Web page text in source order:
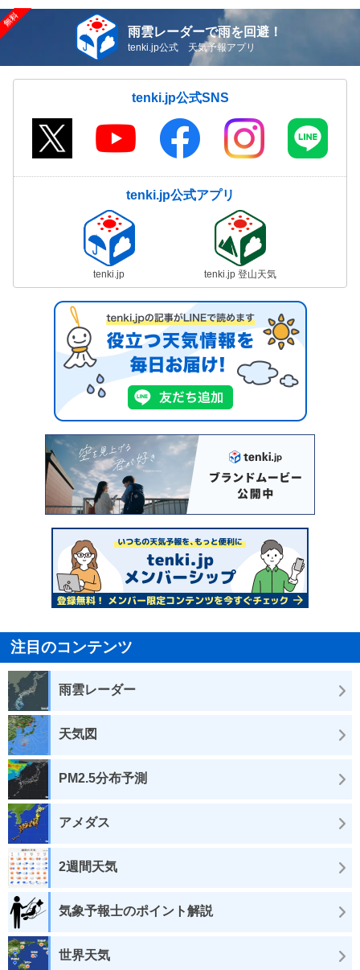
雨雲レーダーで雨を回避！
tenki.jp公式 天気予報アプリ
tenki.jp公式SNS
tenki.jp公式アプリ
tenki.jp tenki.jp 登山天気
注目のコンテンツ
雨雲レーダー
天気図
PM2.5分布予測
アメダス
2週間天気
気象予報士のポイント解説
世界天気